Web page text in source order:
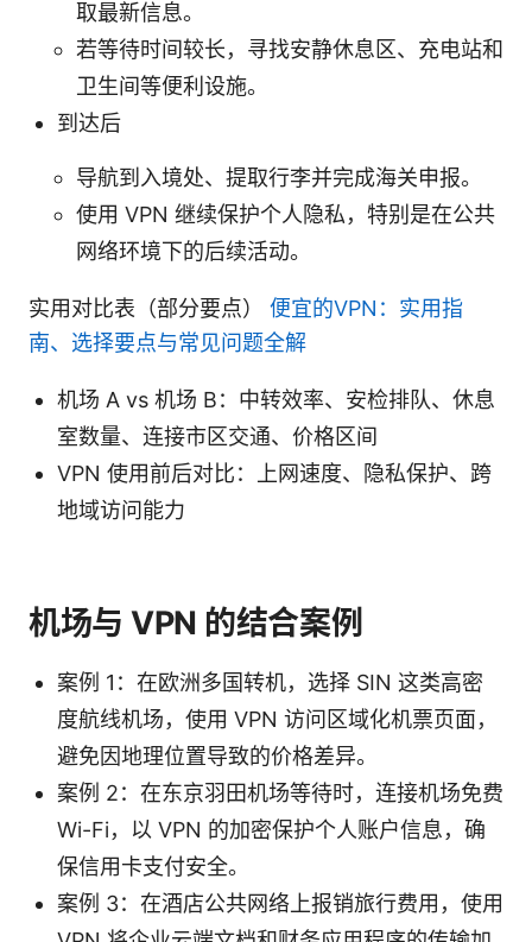
取最新信息。
若等待时间较长，寻找安静休息区、充电站和
卫生间等便利设施。
到达后
导航到入境处、提取行李并完成海关申报。
使用 VPN 继续保护个人隐私，特别是在公共
网络环境下的后续活动。
实用对比表（部分要点） 便宜的VPN：实用指
南、选择要点与常见问题全解
机场 A vs 机场 B：中转效率、安检排队、休息
室数量、连接市区交通、价格区间
VPN 使用前后对比：上网速度、隐私保护、跨
地域访问能力
机场与 VPN 的结合案例
案例 1：在欧洲多国转机，选择 SIN 这类高密
度航线机场，使用 VPN 访问区域化机票页面，
避免因地理位置导致的价格差异。
案例 2：在东京羽田机场等待时，连接机场免费
Wi-Fi，以 VPN 的加密保护个人账户信息，确
保信用卡支付安全。
案例 3：在酒店公共网络上报销旅行费用，使用